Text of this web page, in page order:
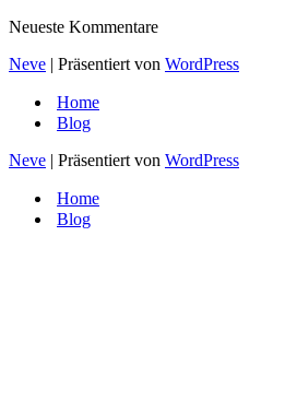
Neueste Kommentare
Neve | Präsentiert von WordPress
Home
Blog
Neve | Präsentiert von WordPress
Home
Blog